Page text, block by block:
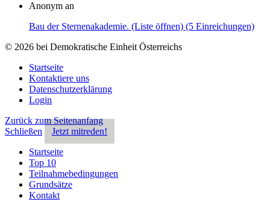
Anonym an
Bau der Sternenakademie. (Liste öffnen) (5 Einreichungen)
© 2026 bei Demokratische Einheit Österreichs
Startseite
Kontaktiere uns
Datenschutzerklärung
Login
Zurück zum Seitenanfang
Schließen
Jetzt mitreden!
Startseite
Top 10
Teilnahmebedingungen
Grundsätze
Kontakt